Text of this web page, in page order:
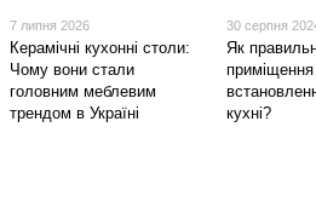
7 липня 2026
Керамічні кухонні столи:
Чому вони стали
головним меблевим
трендом в Україні
30 серпня
Як
кухні?